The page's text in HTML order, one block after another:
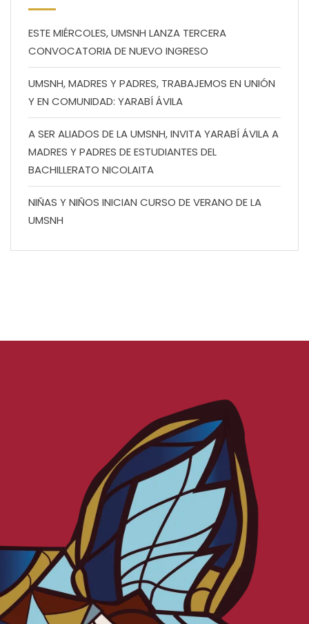
ESTE MIÉRCOLES, UMSNH LANZA TERCERA
CONVOCATORIA DE NUEVO INGRESO
UMSNH, MADRES Y PADRES, TRABAJEMOS EN UNIÓN
Y EN COMUNIDAD: YARABÍ ÁVILA
A SER ALIADOS DE LA UMSNH, INVITA YARABÍ ÁVILA A
MADRES Y PADRES DE ESTUDIANTES DEL
BACHILLERATO NICOLAITA
NIÑAS Y NIÑOS INICIAN CURSO DE VERANO DE LA
UMSNH